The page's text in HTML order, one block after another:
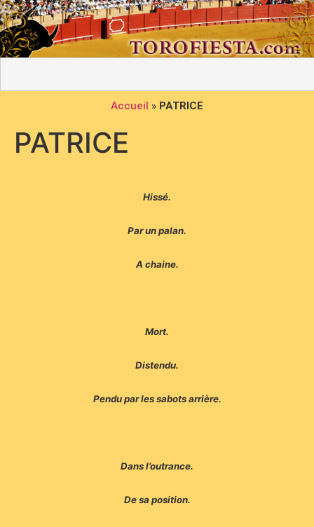
Accueil » PATRICE
PATRICE
Hissé.
Par un palan.
A chaine.
Mort.
Distendu.
Pendu par les sabots arrière.
Dans l’outrance.
De sa position.